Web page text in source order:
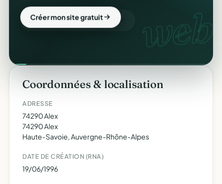
web.
Créer mon site gratuit
Coordonnées & localisation
ADRESSE
74290 Alex
74290 Alex
Haute-Savoie, Auvergne-Rhône-Alpes
DATE DE CRÉATION (RNA)
19/06/1996